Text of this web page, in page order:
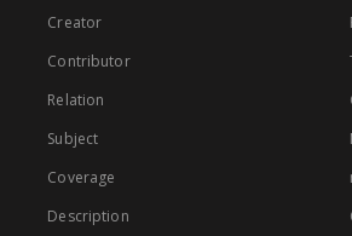
Creator
Contributor
Relation
Subject
Coverage
Description